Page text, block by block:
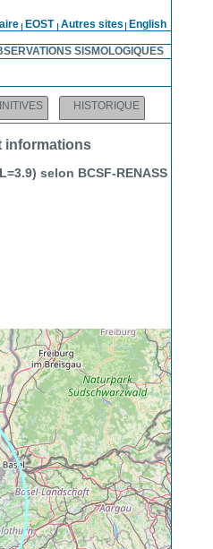
EOST Autres sites English
HISTORIQUE
informations
selon BCSF-RENASS
SISMOLOGIQUES